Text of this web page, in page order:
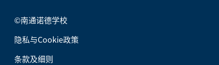
©南通诺德学校
隐私与Cookie政策
条款及细则